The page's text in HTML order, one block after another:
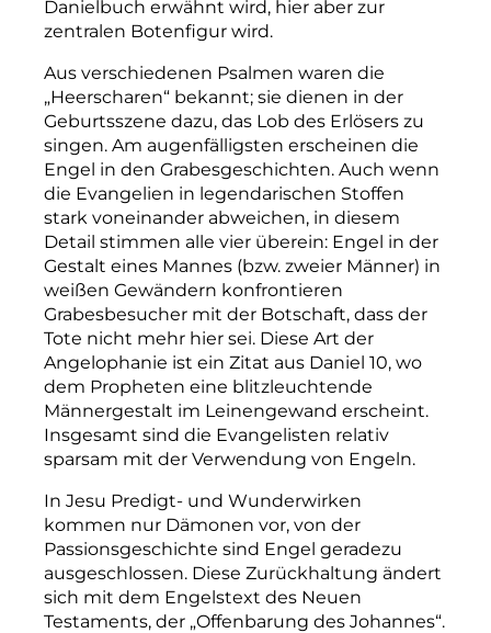
Danielbuch erwähnt wird, hier aber zur
zentralen Botenfigur wird.
Aus verschiedenen Psalmen waren die
„Heerscharen“ bekannt; sie dienen in der
Geburtsszene dazu, das Lob des Erlösers zu
singen. Am augenfälligsten erscheinen die
Engel in den Grabesgeschichten. Auch wenn
die Evangelien in legendarischen Stoffen
stark voneinander abweichen, in diesem
Detail stimmen alle vier überein: Engel in der
Gestalt eines Mannes (bzw. zweier Männer) in
weißen Gewändern konfrontieren
Grabesbesucher mit der Botschaft, dass der
Tote nicht mehr hier sei. Diese Art der
Angelophanie ist ein Zitat aus Daniel 10, wo
dem Propheten eine blitzleuchtende
Männergestalt im Leinengewand erscheint.
Insgesamt sind die Evangelisten relativ
sparsam mit der Verwendung von Engeln.
In Jesu Predigt- und Wunderwirken
kommen nur Dämonen vor, von der
Passionsgeschichte sind Engel geradezu
ausgeschlossen. Diese Zurückhaltung ändert
sich mit dem Engelstext des Neuen
Testaments, der „Offenbarung des Johannes“.